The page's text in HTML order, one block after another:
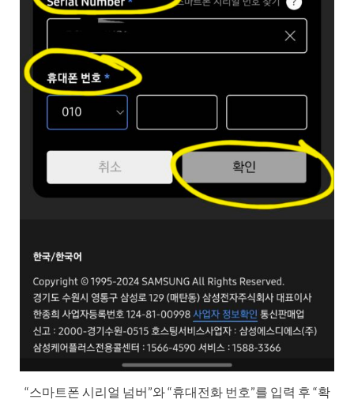
“스마트폰 시리얼 넘버”와 “휴대전화 번호”를 입력 후 “확